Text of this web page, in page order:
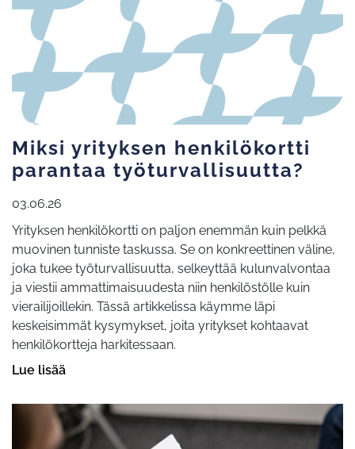
Miksi yrityksen henkilökortti
parantaa työturvallisuutta?
03.06.26
Yrityksen henkilökortti on paljon enemmän kuin pelkkä
muovinen tunniste taskussa. Se on konkreettinen väline,
joka tukee työturvallisuutta, selkeyttää kulunvalvontaa
ja viestii ammattimaisuudesta niin henkilöstölle kuin
vierailijoillekin. Tässä artikkelissa käymme läpi
keskeisimmät kysymykset, joita yritykset kohtaavat
henkilökortteja harkitessaan.
Lue lisää